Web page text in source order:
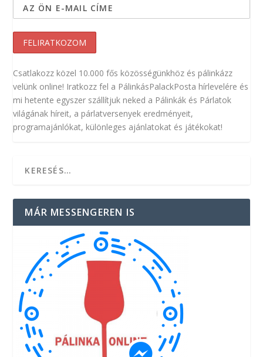
Csatlakozz közel 10.000 fős közösségünkhöz és pálinkázz
velünk online! Iratkozz fel a PálinkásPalackPosta hírlevelére és
mi hetente egyszer szállítjuk neked a Pálinkák és Párlatok
világának híreit, a párlatversenyek eredményeit,
programajánlókat, különleges ajánlatokat és játékokat!
MÁR MESSENGEREN IS